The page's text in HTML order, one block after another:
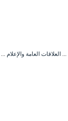
... العلاقات العامة والإعلام ...